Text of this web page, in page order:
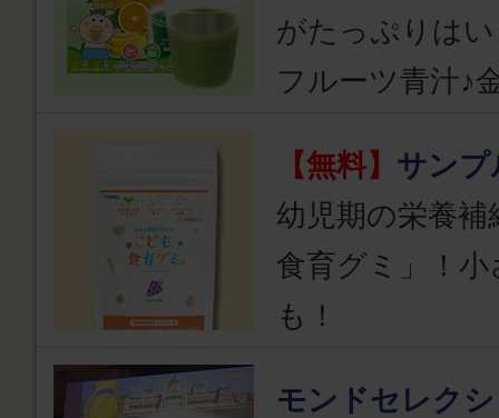
がたっぷりは
フルーツ青汁♪
【無料】 サンプ
幼児期の栄養
食育グミ」！
も！
モンドセレク